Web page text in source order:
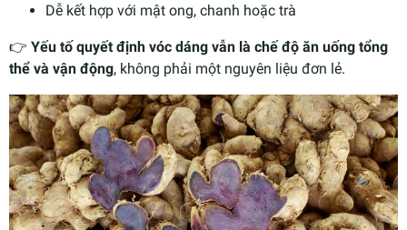
Dễ kết hợp với mật ong, chanh hoặc trà
👉 Yếu tố quyết định vóc dáng vẫn là chế độ ăn uống tổng
thể và vận động, không phải một nguyên liệu đơn lẻ.